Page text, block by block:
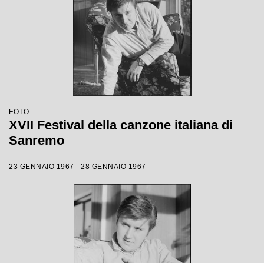
FOTO
XVII Festival della canzone italiana di
Sanremo
23 GENNAIO 1967 - 28 GENNAIO 1967